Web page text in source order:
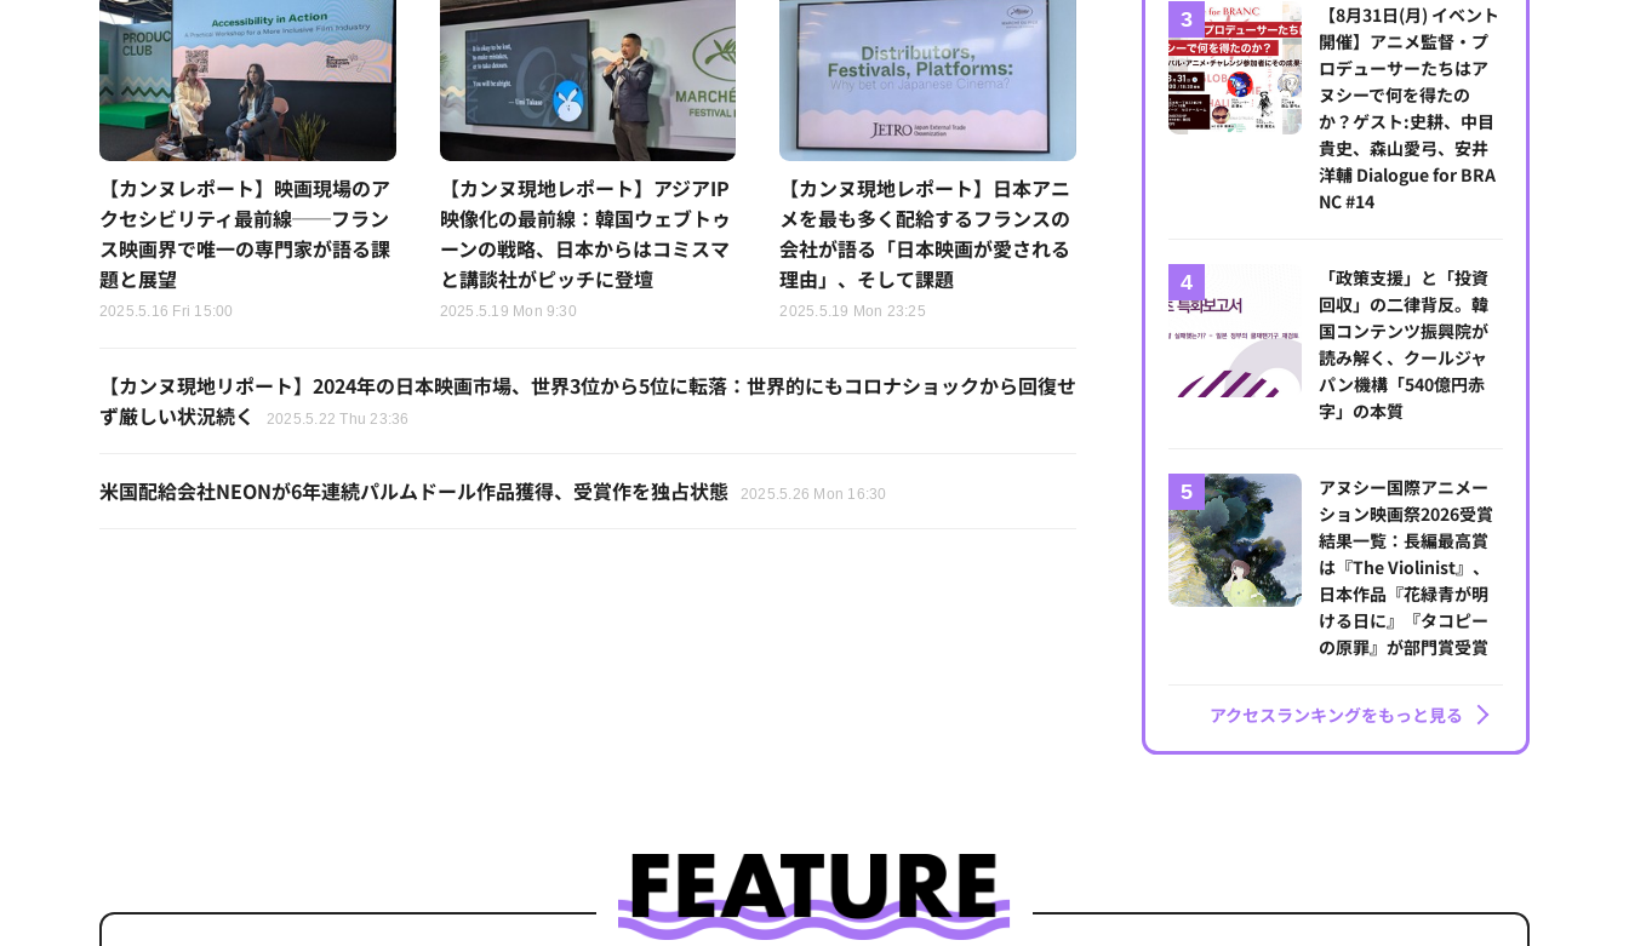
【カンヌレポート】映画現場のア
クセシビリティ最前線──フラン
ス映画界で唯一の専門家が語る課
題と展望
2025.5.16 Fri 15:00
【カンヌ現地レポート】アジアIP
映像化の最前線：韓国ウェブトゥ
ーンの戦略、日本からはコミスマ
と講談社がピッチに登壇
2025.5.19 Mon 9:30
【カンヌ現地レポート】日本アニ
メを最も多く配給するフランスの
会社が語る「日本映画が愛される
理由」、そして課題
2025.5.19 Mon 23:25
【カンヌ現地リポート】2024年の日本映画市場、世界3位から5位に転落：世界的にもコロナショックから回復せ
ず厳しい状況続く
2025.5.22 Thu 23:36
米国配給会社NEONが6年連続パルムドール作品獲得、受賞作を独占状態 2025.5.26 Mon 16:30
【8月31日(月) イベント
開催】アニメ監督・プ
ロデューサーたちはア
ヌシーで何を得たの
か？ゲスト:史耕、中目
貴史、森山愛弓、安井
洋輔 Dialogue for BRA
NC #14
「政策支援」と「投資
回収」の二律背反。韓
国コンテンツ振興院が
読み解く、クールジャ
パン機構「540億円赤
字」の本質
アヌシー国際アニメー
ション映画祭2026受賞
結果一覧：長編最高賞
は『The Violinist』、
日本作品『花緑青が明
ける日に』『タコピー
の原罪』が部門賞受賞
アクセスランキングをもっと見る